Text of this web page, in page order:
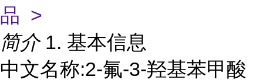
品 >
简介 1. 基本信息
中文名称:2-氟-3-羟基苯甲酸